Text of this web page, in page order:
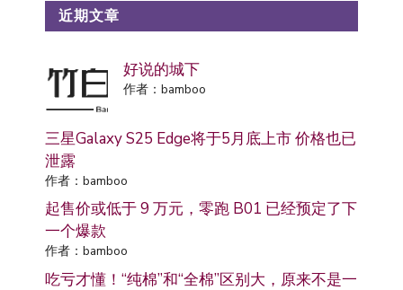
近期文章
好说的城下
作者：bamboo
三星Galaxy S25 Edge将于5月底上市 价格也已
泄露
作者：bamboo
起售价或低于 9 万元，零跑 B01 已经预定了下
一个爆款
作者：bamboo
吃亏才懂！“纯棉”和“全棉”区别大，原来不是一